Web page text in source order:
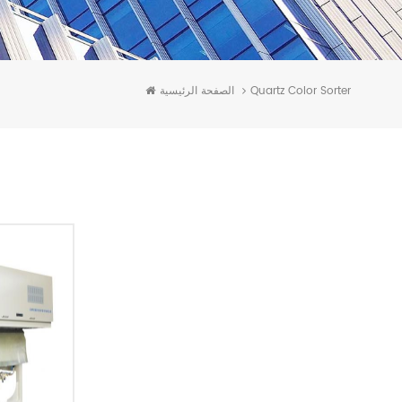
الصفحة الرئيسية Quartz Color Sorter